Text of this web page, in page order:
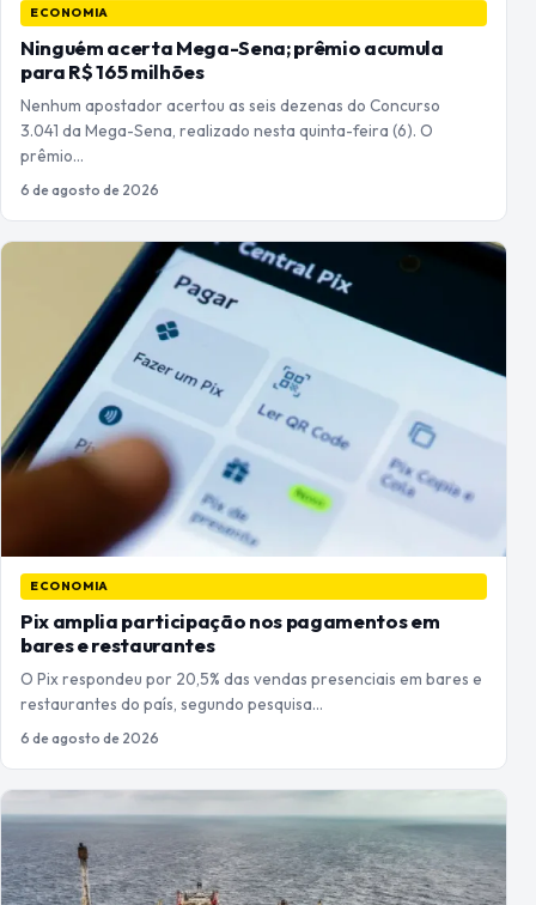
ECONOMIA
Ninguém acerta Mega-Sena; prêmio acumula
para R$ 165 milhões
Nenhum apostador acertou as seis dezenas do Concurso
3.041 da Mega-Sena, realizado nesta quinta-feira (6). O
prêmio…
6 de agosto de 2026
ECONOMIA
Pix amplia participação nos pagamentos em
bares e restaurantes
O Pix respondeu por 20,5% das vendas presenciais em bares e
restaurantes do país, segundo pesquisa…
6 de agosto de 2026